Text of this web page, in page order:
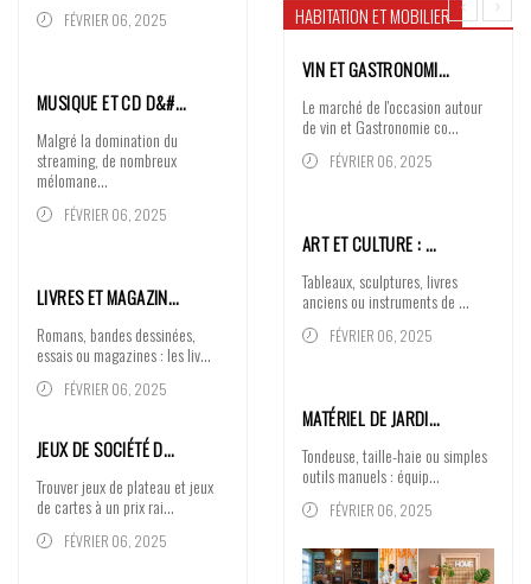
FÉVRIER 06, 2025
MUSIQUE ET CD D&#…
Malgré la domination du
streaming, de nombreux
mélomane...
FÉVRIER 06, 2025
LIVRES ET MAGAZIN…
Romans, bandes dessinées,
essais ou magazines : les liv...
FÉVRIER 06, 2025
JEUX DE SOCIÉTÉ D…
Trouver jeux de plateau et jeux
de cartes à un prix rai...
FÉVRIER 06, 2025
HABITATION ET MOBILIER
VIN ET GASTRONOMI…
Le marché de l'occasion autour
de vin et Gastronomie co...
FÉVRIER 06, 2025
ART ET CULTURE : …
Tableaux, sculptures, livres
anciens ou instruments de ...
FÉVRIER 06, 2025
MATÉRIEL DE JARDI…
Tondeuse, taille-haie ou simples
outils manuels : équip...
FÉVRIER 06, 2025